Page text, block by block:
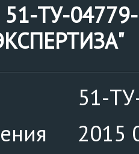
51-ТУ-
51-
2015